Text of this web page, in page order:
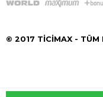
© 2017 TİCİMAX - TÜM